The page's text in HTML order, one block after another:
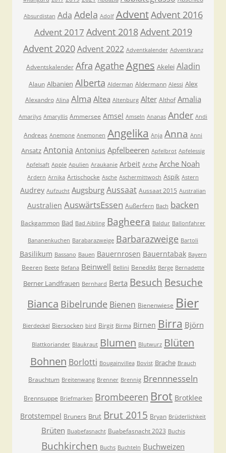
Absurdistan Ada Adela Adolf AdventAdvent 2016
Advent 2017 Advent 2018Advent 2019
Advent 2020 Advent 2022 Adventkalender Adventkranz
Adventskalender Afra Agathe Agnes Akelei Aladin
Alaun Albanien Alberta Alderman Aldermann Alessi Alex
Alexandro Alina Alma Altea Altenburg Alter Althof Amalia
Amarilys Amaryllis Ammersee Amsel Amseln Ananas Ander Andi
Andreas Anemone Anemonen Angelika Anja Anna Anni
Ansatz Antonia Antonius Apfelbeeren Apfelbrot Apfelessig
Apfelsaft Apple Apulien Araukanie Arbeit Arche Arche Noah
Ardern Arnika Artischocke Asche Aschermittwoch Aspik Astern
Audrey Aufzucht Augsburg Aussaat Aussaat 2015 Australian
Australien AuswärtsEssen Außerfern Bach backen
Backgammon Bad Bad Aibling Bagheera Baldur Ballonfahrer
Bananenkuchen Barabarazweige Barbarazweige Bartoli
Basilikum Bassano Bauen Bauernrosen Bauerntabak Bayern
Beeren Beete Befana Beinwell Bellini Benedikt Berge Bernadette
Berner Landfrauen Bernhard Berta Besuch Besuche
Bianca Bibelrunde Bienen Bienenwiese Bier
Bierdeckel Biersocken bird Birgit Birma Birnen Birra Björn
Blattkoriander Blaukraut Blumen Blutwurz Blüten
Bohnen Borlotti Bougainvillea Bovist Brache Brauch
Brauchtum Breitenwang Brenner Brennig Brennnesseln
Brennsuppe Briefmarken Brombeeren Brot Brotklee
Brotstempel Bruners Brut Brut 2015 Bryan Brüderlichkeit
Brüten Buabefasnacht Buabefasnacht 2023 Buchis
Buchkirchen Buchs Buchteln Buchweizen